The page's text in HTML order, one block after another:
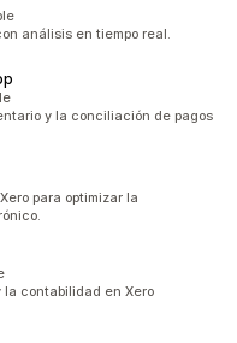
análisis en tiempo real.
y la conciliación de pagos
para optimizar la
contabilidad en Xero